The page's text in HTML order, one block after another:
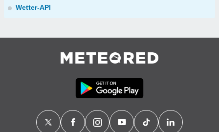
Wetter-API